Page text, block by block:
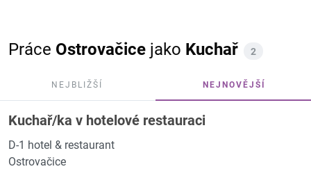
Práce Ostrovačice jako Kuchař 2
NEJBLIŽŠÍ NEJNOVĚJŠÍ
Kuchař/ka v hotelové restauraci
D-1 hotel & restaurant
Ostrovačice